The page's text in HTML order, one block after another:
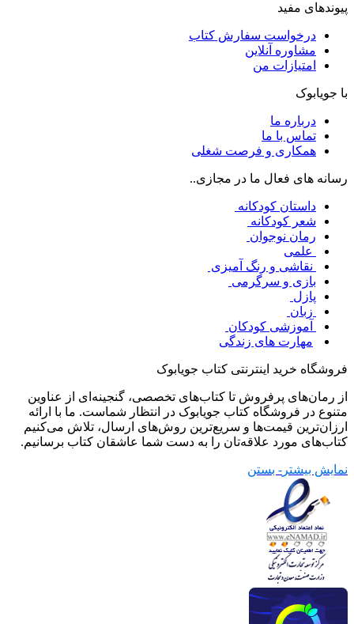
پیوندهای مفید
درخواست سفارش کتاب
مشاوره آنلاین
امتیازات من
با جویابوک
درباره ما
تماس با ما
همکاری و فرصت شغلی
رسانه های فعال ما در مجازی..
داستان کودکانه
شعر کودکانه
رمان نوجوان
علمی
نقاشی و رنگ آمیزی
بازی و سرگرمی
پازل
زبان
آموزشی کودکان
مهارت های زندگی
فروشگاه خرید اینترنتی کتاب جویابوک
از رمان‌های پرفروش تا کتاب‌های تخصصی، گنجینه‌ای از عناوین
متنوع در فروشگاه کتاب جویابوک در انتظار شماست. ما با ارائه
ارزان‌ترین قیمت‌ها و سریع‌ترین روش‌های ارسال، تلاش می‌کنیم
کتاب‌های مورد علاقه‌تان را به دست شما عاشقان کتاب برسانیم.
نمایش بیشتر - بستن